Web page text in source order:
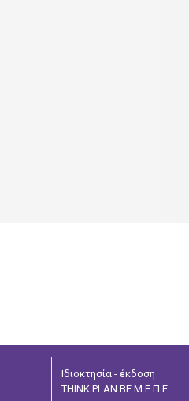
Ιδιοκτησία - έκδοση
THINK PLAN BE Μ.Ε.Π.Ε.